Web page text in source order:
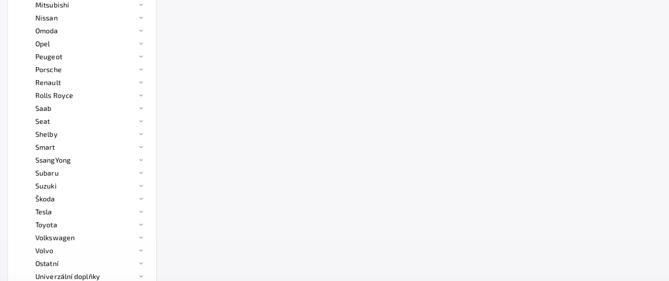
Mitsubishi
Nissan
Omoda
Opel
Peugeot
Porsche
Renault
Rolls Royce
Saab
Seat
Shelby
Smart
SsangYong
Subaru
Suzuki
Škoda
Tesla
Toyota
Volkswagen
Volvo
Ostatní
Univerzální doplňky